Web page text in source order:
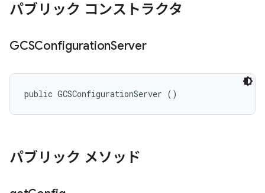
パブリック コンストラクタ
GCSConfigurationServer
public GCSConfigurationServer ()
パブリック メソッド